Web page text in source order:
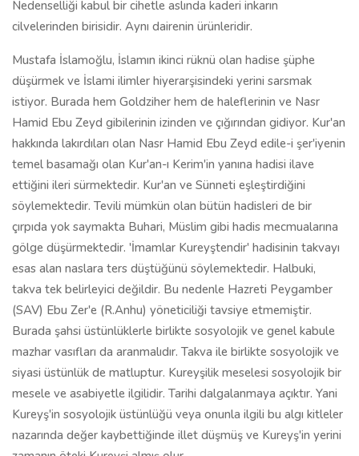
Nedenselliği kabul bir cihetle aslında kaderi inkarın
cilvelerinden birisidir. Aynı dairenin ürünleridir.
Mustafa İslamoğlu, İslamın ikinci rüknü olan hadise şüphe
düşürmek ve İslami ilimler hiyerarşisindeki yerini sarsmak
istiyor. Burada hem Goldziher hem de haleflerinin ve Nasr
Hamid Ebu Zeyd gibilerinin izinden ve çığırından gidiyor. Kur'an
hakkında lakırdıları olan Nasr Hamid Ebu Zeyd edile-i şer'iyenin
temel basamağı olan Kur'an-ı Kerim'in yanına hadisi ilave
ettiğini ileri sürmektedir. Kur'an ve Sünneti eşleştirdiğini
söylemektedir. Tevili mümkün olan bütün hadisleri de bir
çırpıda yok saymakta Buhari, Müslim gibi hadis mecmualarına
gölge düşürmektedir. 'İmamlar Kureyştendir' hadisinin takvayı
esas alan naslara ters düştüğünü söylemektedir. Halbuki,
takva tek belirleyici değildir. Bu nedenle Hazreti Peygamber
(SAV) Ebu Zer'e (R.Anhu) yöneticiliği tavsiye etmemiştir.
Burada şahsi üstünlüklerle birlikte sosyolojik ve genel kabule
mazhar vasıfları da aranmalıdır. Takva ile birlikte sosyolojik ve
siyasi üstünlük de matluptur. Kureyşilik meselesi sosyolojik bir
mesele ve asabiyetle ilgilidir. Tarihi dalgalanmaya açıktır. Yani
Kureyş'in sosyolojik üstünlüğü veya onunla ilgili bu algı kitleler
nazarında değer kaybettiğinde illet düşmüş ve Kureyş'in yerini